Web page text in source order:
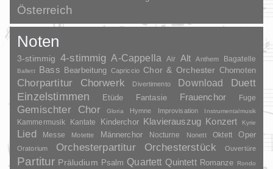
Österreich
Noten
3-stimmig 4-stimmig A-Cappella Air Alt Anthem Bagatelle
Ballett Bass Bearbeitung Capriccio Chor & Orchester Chornoten
Chorpartitur Chorwerk Divertimento Download
Duett
Einzelstimmen
Etüde Fantasie Frauenchor Fuge
Gemischter Chor Gloria Hymne Improvisation Instrumentalmusik
Kammermusik Kantate Kinderchor Klavierauszug Konzert Kyrie
Lied Messe Motette Männerchor Nocturne Nonett Oktett Oper
Oratorium Orchesterpartitur Orchesterstück Ouvertüre
Partitur Präludium Psalm Quartett Quintett Romanze Rondo